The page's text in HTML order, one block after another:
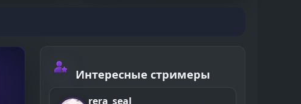
Интересные стримеры
rera_seal